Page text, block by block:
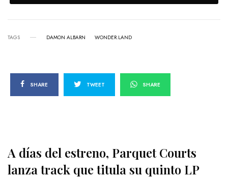
TAGS DAMON ALBARN WONDER.LAND
SHARE TWEET SHARE
A días del estreno, Parquet Courts
lanza track que titula su quinto LP